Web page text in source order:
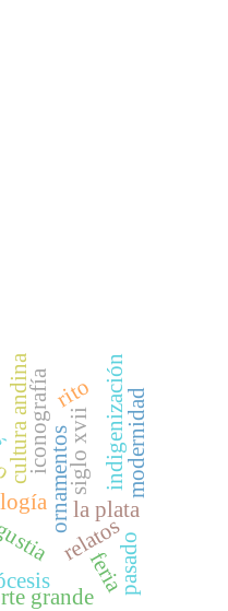
cultura andinaiconografía
ornamentosla plata
siglo xviiindigenización
grande
relatos
modernidad
pasado
feria
rito